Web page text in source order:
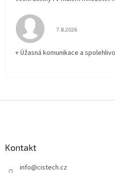
Hodnocení obchodu
7.8.2026
+ Úžasná komunikace a
Kontakt
info@cistech.cz